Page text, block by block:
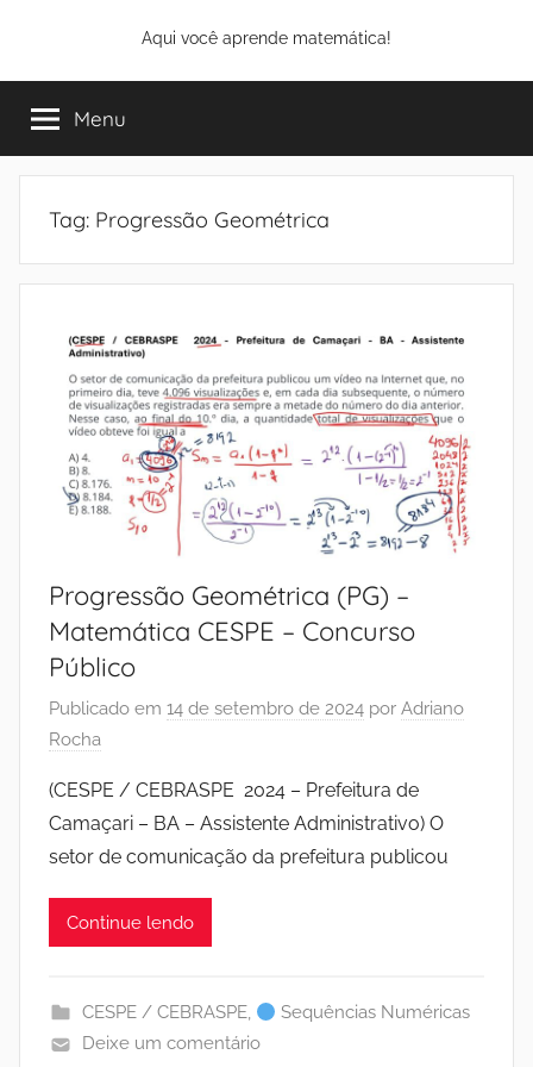
o
conteúdo
Aqui você aprende matemática!
Menu
Tag: Progressão Geométrica
Progressão Geométrica (PG) –
Matemática CESPE – Concurso
Público
Publicado em 14 de setembro de 2024 por Adriano
Rocha
(CESPE / CEBRASPE 2024 – Prefeitura de
Camaçari – BA – Assistente Administrativo) O
setor de comunicação da prefeitura publicou
Continue lendo
CESPE / CEBRASPE,
Sequências Numéricas
Deixe um comentário